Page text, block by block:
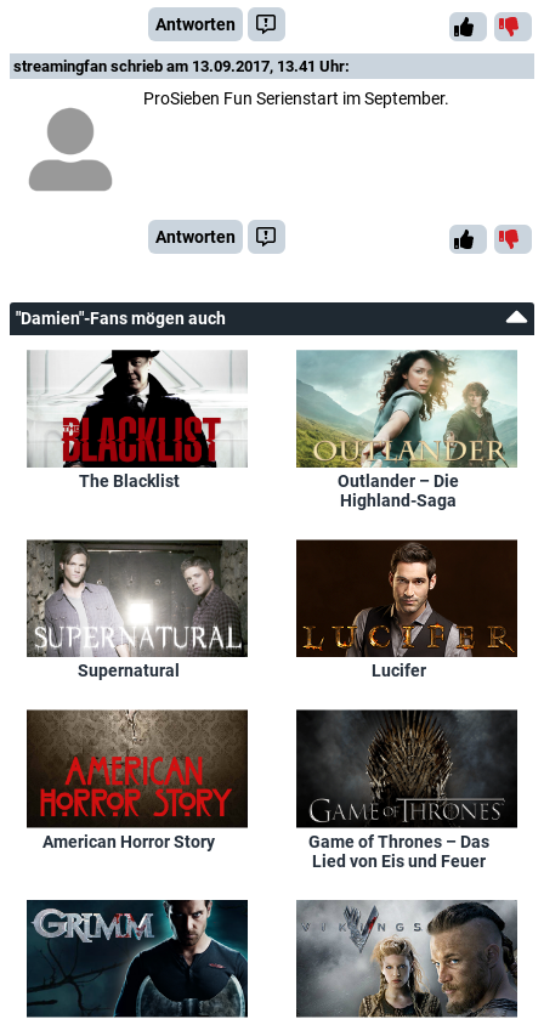
Antworten
streamingfan schrieb am 13.09.2017, 13.41 Uhr:
ProSieben Fun Serienstart im September.
Antworten
"Damien"-Fans mögen auch
The Blacklist
Outlander – Die
Highland-Saga
Supernatural Lucifer
American Horror Story
Game of Thrones – Das
Lied von Eis und Feuer